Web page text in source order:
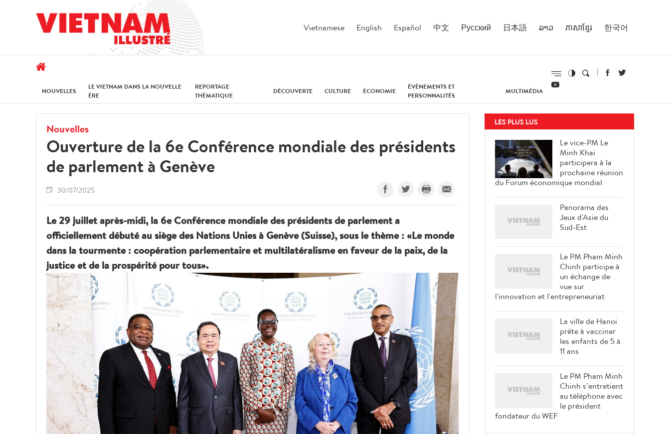
Vietnamese English Español 中文 Русский 日本語 ລາວ ភាសាខ្មែរ 한국어
NOUVELLES
LE VIETNAM DANS LA NOUVELLE
ÈRE
REPORTAGE
THÉMATIQUE
DÉCOUVERTE CULTURE ÉCONOMIE
ÉVÉNEMENTS ET
PERSONNALITÉS
MULTIMÉDIA
Nouvelles
Ouverture de la 6e Conférence mondiale des présidents
de parlement à Genève
30/07/2025
Le 29 juillet après-midi, la 6e Conférence mondiale des présidents de parlement a
officiellement débuté au siège des Nations Unies à Genève (Suisse), sous le thème : «Le monde
dans la tourmente : coopération parlementaire et multilatéralisme en faveur de la paix, de la
justice et de la prospérité pour tous».
LES PLUS LUS
Le vice-PM Le
Minh Khai
participera à la
prochaine réunion
du Forum économique mondial
Panorama des
Jeux d'Asie du
Sud-Est
Le PM Pham Minh
Chinh participe à
un échange de
vue sur
l'innovation et l'entrepreneuriat
La ville de Hanoi
prête à vacciner
les enfants de 5 à
11 ans
Le PM Pham Minh
Chinh s’entretient
au téléphone avec
le président
fondateur du WEF